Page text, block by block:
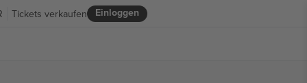
Einloggen
Tickets verkaufen